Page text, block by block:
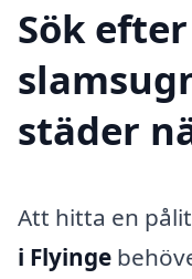
Sök
städer
Att hitta en
i Flyinge